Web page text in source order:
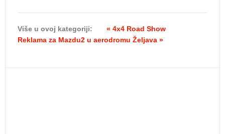
Više u ovoj kategoriji:
« 4x4 Road Show
Reklama za Mazdu2 u aerodromu Željava »